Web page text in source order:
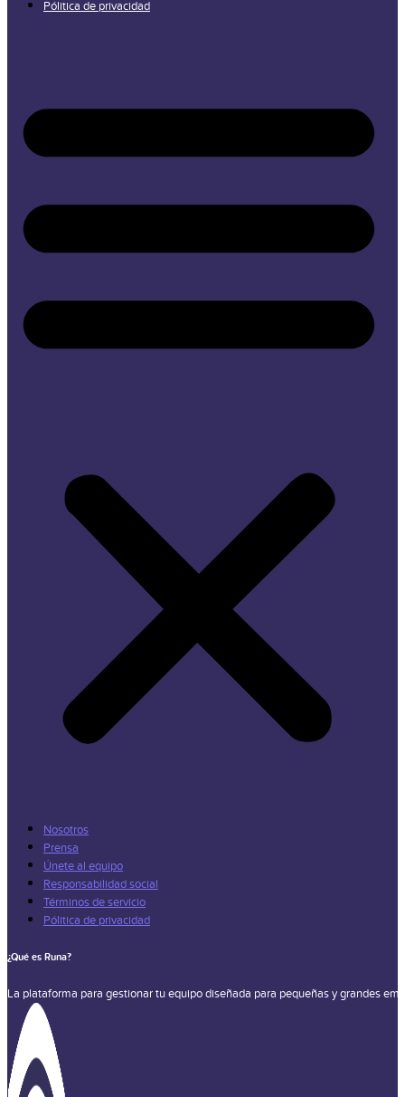
Pólitica de privacidad
Nosotros
Prensa
Únete al equipo
Responsabilidad social
Términos de servicio
Pólitica de privacidad
¿Qué es Runa?
La plataforma para gestionar tu equipo diseñada para pequeñas y grandes